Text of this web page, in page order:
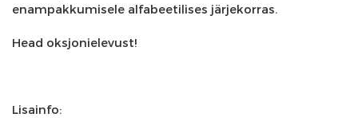
enampakkumisele alfabeetilises järjekorras.
Head oksjonielevust!
Lisainfo: